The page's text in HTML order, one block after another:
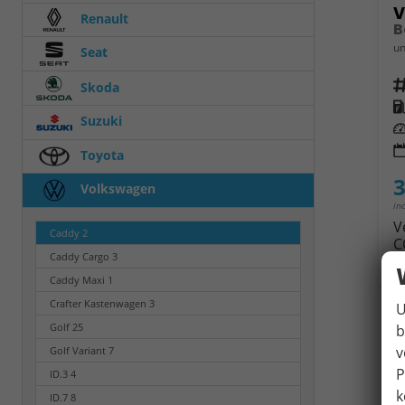
Renault
Seat
Skoda
Suzuki
Toyota
Volkswagen
Caddy 2
Caddy Cargo 3
Caddy Maxi 1
Crafter Kastenwagen 3
Golf 25
Golf Variant 7
ID.3 4
ID.7 8